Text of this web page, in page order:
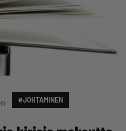
#JOHTAMINEN